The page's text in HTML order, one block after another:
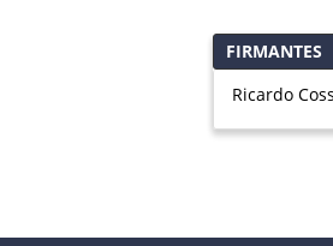
FIRMANTES
Ricardo